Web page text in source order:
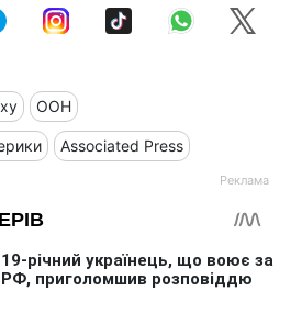
ООН
Associated Press